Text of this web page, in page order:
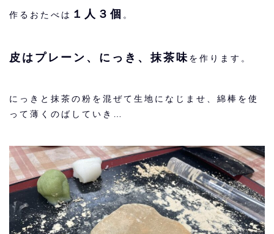
作るおたべは １人３個 。
皮はプレーン、にっき、抹茶味 を作ります。
にっきと抹茶の粉を混ぜて生地になじませ、綿棒を使
って薄くのばしていき…